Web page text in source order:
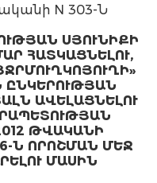
N 303-Ն
ՍՅՈՒՆԻՔԻ
ՀԱՏԿԱՑՆԵԼՈՒ,
ԱՎԵԼԱՑՆԵԼՈՒ
ԹՎԱԿԱՆԻ
Ն ՈՐՈՇՄԱՆ ՄԵՋ
ՄԱՍԻՆ